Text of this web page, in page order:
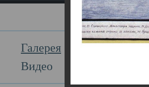
Галерея
Видео